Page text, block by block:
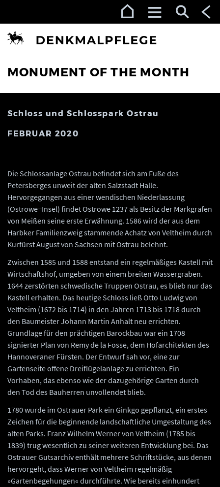
MONUMENT OF THE MONTH
Schloss und Schlosspark Ostrau
FEBRUAR 2020
Die Schlossanlage Ostrau befindet sich am Fuße des
Petersberges unweit der alten Salzstadt Halle.
Hervorgegangen aus einer wendischen Niederlassung
(Ostrowe=Insel) findet Ostrowe 1237 als Besitz der Markgrafen
von Meißen seine erste Erwähnung. 1586 wird der aus dem
Harbker Familienzweig stammende Achatz von Veltheim durch
Kurfürst August von Sachsen mit Ostrau belehnt.
Zwischen 1585 und 1588 entstand ein regelmäßiges Kastell mit
Wirtschaftshof, umgeben von einem breiten Wassergraben.
1644 zerstörten schwedische Truppen Ostrau, es blieb nur das
Kastell erhalten. Das heutige Schloss ließ Otto Ludwig von
Veltheim (1672 bis 1714) in den Jahren 1713 bis 1718 durch
den Baumeister Johann Martin Anhalt neu errichten.
Grundlage für den prächtigen Barockbau war ein 1708
signierter Plan von Remy de la Fosse, dem Hofarchitekten des
Hannoveraner Fürsten. Der Entwurf sah vor, eine zur
Gartenseite offene Dreiflügelanlage zu errichten. Ein
Vorhaben, das ebenso wie der dazugehörige Garten durch
den Tod des Bauherren unvollendet blieb.
1780 wurde im Ostrauer Park ein Ginkgo gepflanzt, ein erstes
Zeichen für die beginnende landschaftliche Umgestaltung des
alten Parks. Franz Wilhelm Werner von Veltheim (1785 bis
1839) trug wesentlich zu seiner weiteren Entwicklung bei. Das
Ostrauer Gutsarchiv enthält mehrere Schriftstücke, aus denen
hervorgeht, dass Werner von Veltheim regelmäßig
»Gartenbegehungen« durchführte. Wie bereits einhundert